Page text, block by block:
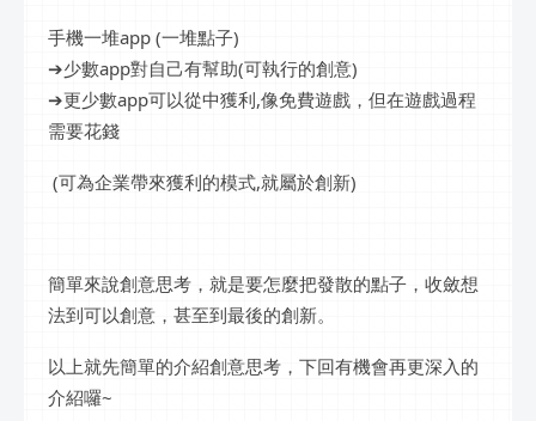
手機一堆app (一堆點子)
➔少數app對自己有幫助(可執行的創意)
➔更少數app可以從中獲利,像免費遊戲，但在遊戲過程
需要花錢
(可為企業帶來獲利的模式,就屬於創新)
簡單來說創意思考，就是要怎麼把發散的點子，收斂想
法到可以創意，甚至到最後的創新。
以上就先簡單的介紹創意思考，下回有機會再更深入的
介紹囉~